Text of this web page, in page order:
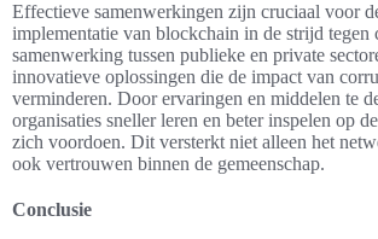
Effectieve samenwerkingen zijn cruciaal voor
implementatie van blockchain in de strijd tegen
samenwerking tussen publieke en private
innovatieve oplossingen die de impact van
verminderen. Door ervaringen en middelen te
organisaties sneller leren en beter inspelen op
zich voordoen. Dit versterkt niet alleen het
ook vertrouwen binnen de gemeenschap.
Conclusie